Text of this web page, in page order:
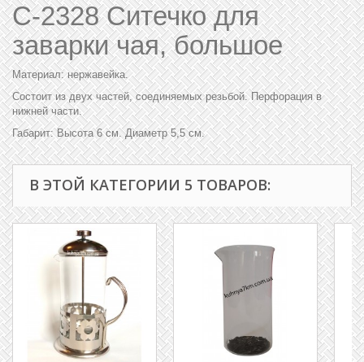
C-2328 Ситечко для
заварки чая, большое
Материал: нержавейка.
Состоит из двух частей, соединяемых резьбой. Перфорация в
нижней части.
Габарит: Высота 6 см. Диаметр 5,5 см.
В ЭТОЙ КАТЕГОРИИ 5 ТОВАРОВ: